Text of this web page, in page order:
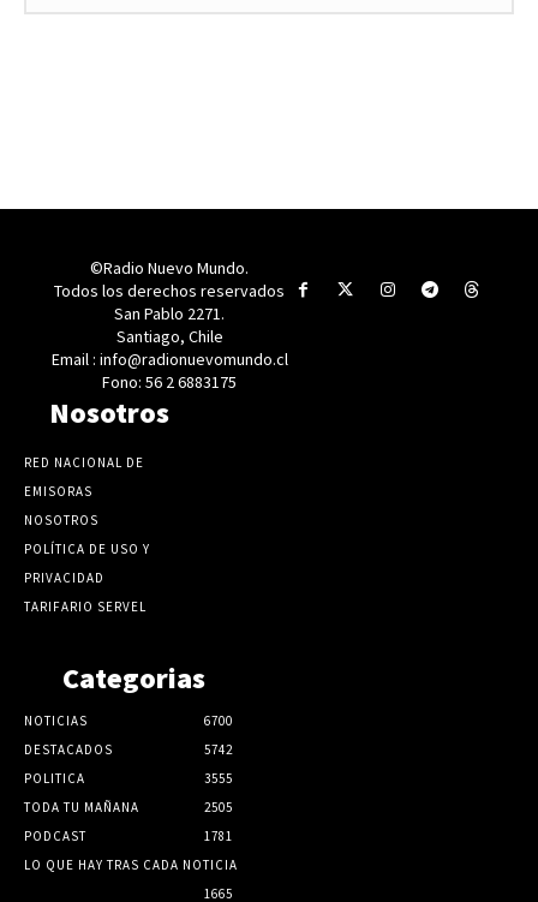
©Radio Nuevo Mundo.
Todos los derechos reservados
San Pablo 2271.
Santiago, Chile
Email : info@radionuevomundo.cl
Fono: 56 2 6883175
Nosotros
RED NACIONAL DE
EMISORAS
NOSOTROS
POLÍTICA DE USO Y
PRIVACIDAD
TARIFARIO SERVEL
Categorias
NOTICIAS
6700
DESTACADOS
5742
POLITICA
3555
TODA TU MAÑANA
2505
PODCAST
1781
LO QUE HAY TRAS CADA NOTICIA
1665